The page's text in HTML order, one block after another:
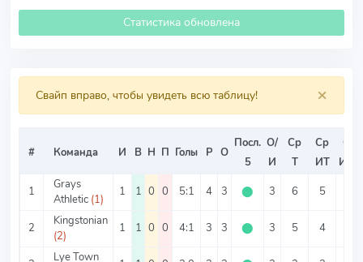
Статистика обновлена
×
Свайп вправо, чтобы увидеть всю таблицу!
# Команда И В Н П Голы Р О
Посл.
5
О/
И
Ср
Т
Ср
ИТ
Ср
ИТ2
1
Grays
Athletic (1)
1 1 0 0 5:1 4 3 ⬤ 3 6 5
2
Kingstonian
(2)
1 1 0 0 4:1 3 3 ⬤ 3 5 4
Lye Town